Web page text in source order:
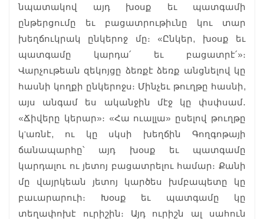
նպատակով այդ խօսք եւ պատգամի
ընթերցումը եւ բացատրութիւնը կու տար
խեղճուկրակ ընկերոջ մը։ «Ընկեր, խօսք եւ
պատգամը կարդա՛ եւ բացատրէ՛»։
Վարչութեան զեկոյցը ձեռքէ ձեռք անցնելով կը
հասնի կողքի ընկերոջս։ Մինչեւ թուղթը հասնի,
այս անգամ ես ականջին մէջ կը փսփսամ․
«Ճիվերը կերար»։ «Հա ուալլա» ըսելով թուղթը
կ’առնէ, ու կը սկսի խեղճին Գողգոթայի
ճանապարհը՝ այդ խօսք եւ պատգամը
կարդալու ու յետոյ բացատրելու համար։ Քանի
մը վայրկեան յետոյ կարծես խմբապետը կը
բաւարարուի։ Խօսք եւ պատգամը կը
տեղափոխէ ուրիշին։ Այդ ուրիշն ալ սահուն